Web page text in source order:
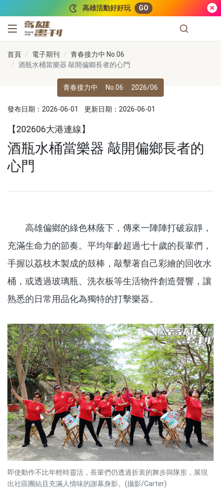
高雄活動好好玩 GO
高雄畫刊
首頁 電子期刊
青春接力中 No.06
酒瓶水桶當樂器 敲開偏鄉長者的心門
青春接力中 No.06 2026/06
發布日期：2026-06-01 更新日期：2026-06-01
【202606大港連線】
酒瓶水桶當樂器 敲開偏鄉長者的
心門
高雄偏鄉的綠色林蔭下，傳來一陣陣打破寂靜，
充滿生命力的節奏。平均年齡超過七十歲的長輩們，
手握以荔枝木製成的鼓棒，敲擊著自己彩繪的回收水
桶，或透過玻璃瓶、洗衣板等生活物件創造聲響，讓
熟悉的日常用品化為獨特的打擊樂器。
即使動作不比年輕時靈活，長輩們仍透過折衷的舞步與隊形，展現
出社區團結且充滿人情味的謝幕身影。(攝影/Carter)